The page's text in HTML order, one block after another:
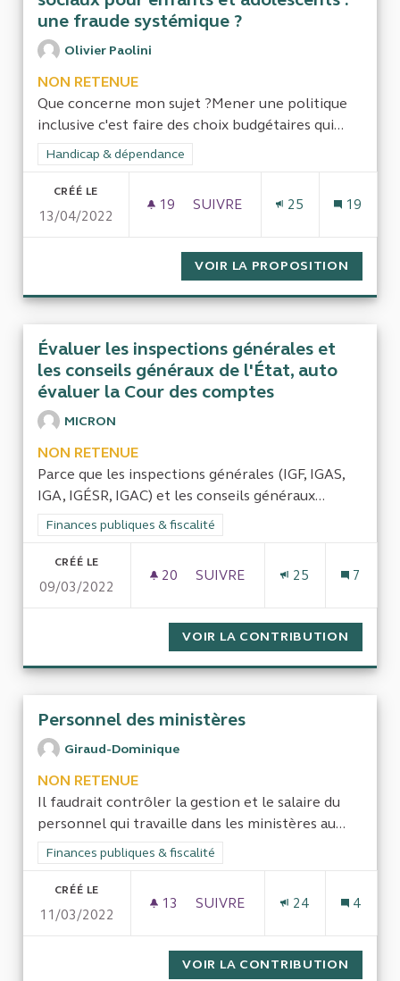
une fraude systémique ?
Olivier Paolini
NON RETENUE
Que concerne mon sujet ?Mener une politique
inclusive c'est faire des choix budgétaires qui...
Filtrer les résultats de la catégorie : Handicap & dépendance
Handicap & dépendance
CRÉÉ LE
13/04/2022
19 19 ABONNÉS
SUIVRE
25 19
VOIR LA PROPOSITION
Évaluer les inspections générales et
les conseils généraux de l'État, auto
évaluer la Cour des comptes
MICRON
NON RETENUE
Parce que les inspections générales (IGF, IGAS,
IGA, IGÉSR, IGAC) et les conseils généraux...
Filtrer les résultats de la catégorie : Finances publiques &
Finances publiques & fiscalité
CRÉÉ LE
09/03/2022
20 20 ABONNÉS
SUIVRE
25 7
VOIR LA CONTRIBUTION
Personnel des ministères
Giraud-Dominique
NON RETENUE
Il faudrait contrôler la gestion et le salaire du
personnel qui travaille dans les ministères au...
Filtrer les résultats de la catégorie : Finances publiques &
Finances publiques & fiscalité
CRÉÉ LE
11/03/2022
13 13 ABONNÉS
SUIVRE
24 4
VOIR LA CONTRIBUTION